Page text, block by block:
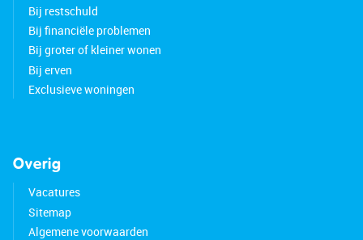
Bij restschuld
Bij financiële problemen
Bij groter of kleiner wonen
Bij erven
Exclusieve woningen
Overig
Vacatures
Sitemap
Algemene voorwaarden